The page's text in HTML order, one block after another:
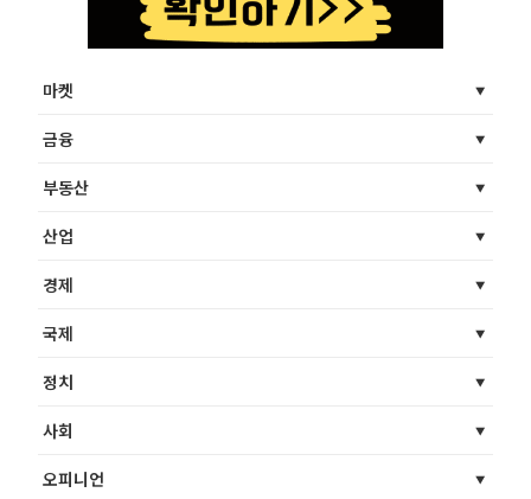
마켓
금융
부동산
산업
경제
국제
정치
사회
오피니언